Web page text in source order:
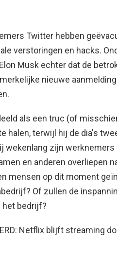
Twitter hebben
verstoringen en hacks.
Musk echter dat de
nieuwe
als een truc (of
halen, terwijl hij de dia's
wekenlang zijn werknemers
en anderen overliepen
mensen op dit moment
Of zullen de
het bedrijf?
Netflix blijft streaming